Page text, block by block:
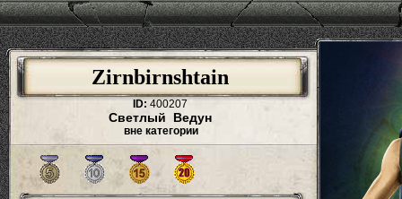
Zirnbirnshtain
ID: 400207
Светлый Ведун
вне категории